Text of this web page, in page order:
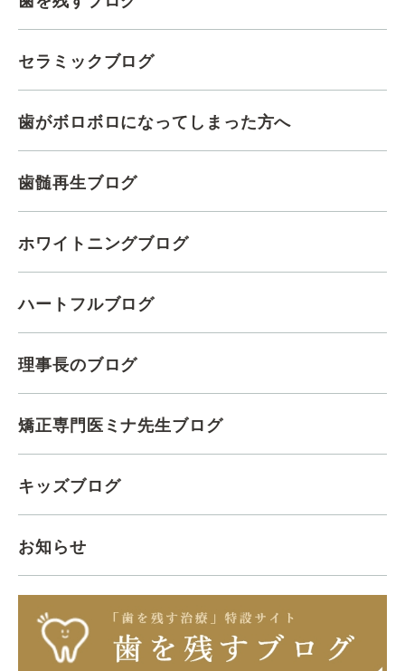
セラミックブログ
歯がボロボロになってしまった方へ
歯髄再生ブログ
ホワイトニングブログ
ハートフルブログ
理事長のブログ
矯正専門医ミナ先生ブログ
キッズブログ
お知らせ